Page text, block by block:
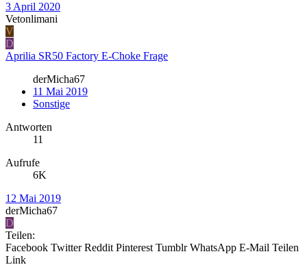
3 April 2020
Vetonlimani
V
D
Aprilia SR50 Factory E-Choke Frage
derMicha67
11 Mai 2019
Sonstige
Antworten
11
Aufrufe
6K
12 Mai 2019
derMicha67
D
Teilen:
Facebook Twitter Reddit Pinterest Tumblr WhatsApp E-Mail Teilen
Link